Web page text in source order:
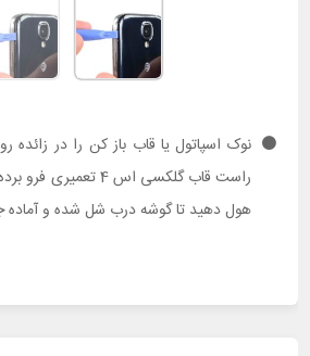
نوک اسپاتول یا قاب باز کن را در
راست قاب گلکسی اس 4
هول دهید تا گوشه درب شل شده و آماده